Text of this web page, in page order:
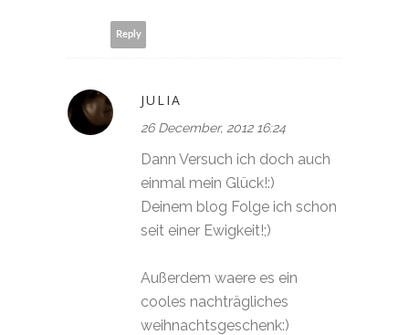
Reply
JULIA
26 December, 2012 16:24
Dann Versuch ich doch auch
einmal mein Glück!:)
Deinem blog Folge ich schon
seit einer Ewigkeit!;)
Außerdem waere es ein
cooles nachträgliches
weihnachtsgeschenk:)